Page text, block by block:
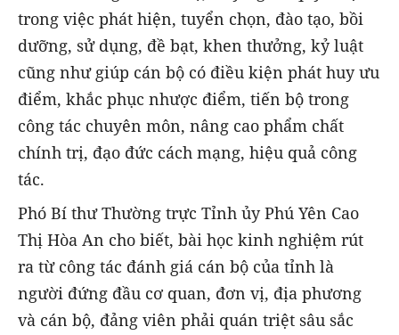
trong việc phát hiện, tuyển chọn, đào tạo, bồi
dưỡng, sử dụng, đề bạt, khen thưởng, kỷ luật
cũng như giúp cán bộ có điều kiện phát huy ưu
điểm, khắc phục nhược điểm, tiến bộ trong
công tác chuyên môn, nâng cao phẩm chất
chính trị, đạo đức cách mạng, hiệu quả công
tác.
Phó Bí thư Thường trực Tỉnh ủy Phú Yên Cao
Thị Hòa An cho biết, bài học kinh nghiệm rút
ra từ công tác đánh giá cán bộ của tỉnh là
người đứng đầu cơ quan, đơn vị, địa phương
và cán bộ, đảng viên phải quán triệt sâu sắc